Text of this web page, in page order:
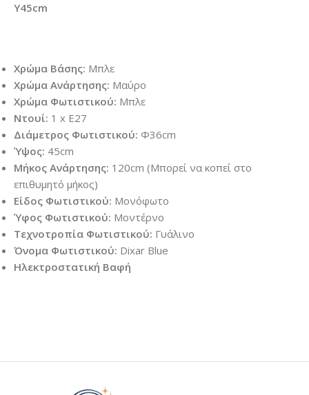
Υ45cm
Χρώμα Βάσης: Μπλε
Χρώμα Ανάρτησης: Μαύρο
Χρώμα Φωτιστικού: Μπλε
Ντουί: 1 x E27
Διάμετρος Φωτιστικού: Φ36cm
Ύψος: 45cm
Μήκος Ανάρτησης: 120cm (Μπορεί να κοπεί στο
επιθυμητό μήκος)
Είδος Φωτιστικού: Μονόφωτο
Ύφος Φωτιστικού: Μοντέρνο
Τεχνοτροπία Φωτιστικού: Γυάλινο
Όνομα Φωτιστικού: Dixar Blue
Ηλεκτροστατική Βαφή